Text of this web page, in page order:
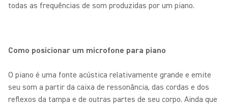
todas as frequências de som produzidas por um piano.
Como posicionar um microfone para piano
O piano é uma fonte acústica relativamente grande e emite
seu som a partir da caixa de ressonância, das cordas e dos
reflexos da tampa e de outras partes de seu corpo. Ainda que